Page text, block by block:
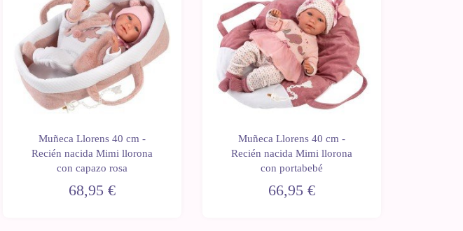
Muñeca Llorens 40 cm -
Recién nacida Mimi llorona
con capazo rosa
68,95 €
Muñeca Llorens 40 cm -
Recién nacida Mimi llorona
con portabebé
66,95 €